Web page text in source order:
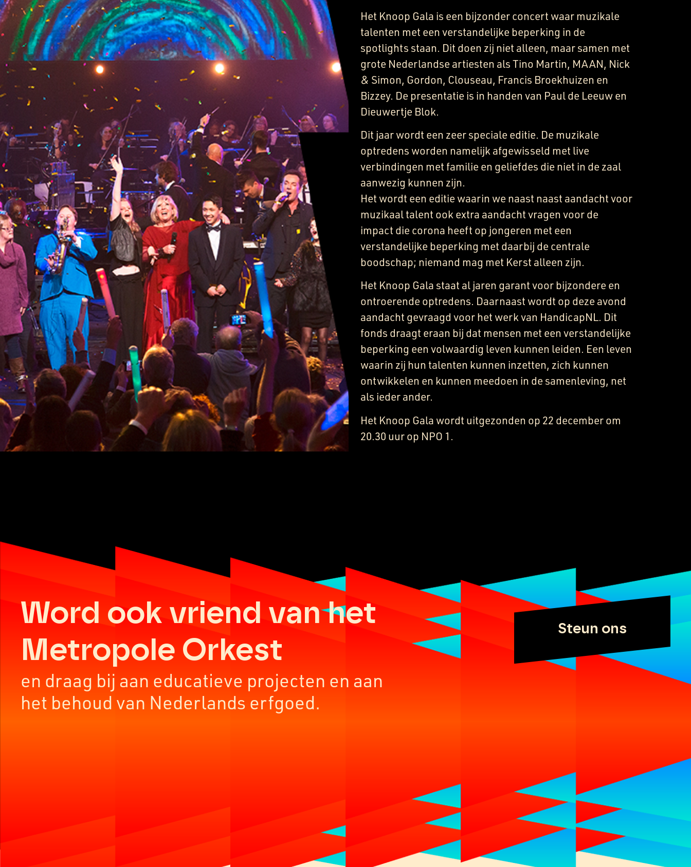
Het Knoop Gala is een bijzonder concert waar muzikale
talenten met een verstandelijke beperking in de
spotlights staan. Dit doen zij niet alleen, maar samen met
grote Nederlandse artiesten als Tino Martin, MAAN, Nick
& Simon, Gordon, Clouseau, Francis Broekhuizen en
Bizzey. De presentatie is in handen van Paul de Leeuw en
Dieuwertje Blok.
Dit jaar wordt een zeer speciale editie. De muzikale
optredens worden namelijk afgewisseld met live
verbindingen met familie en geliefdes die niet in de zaal
aanwezig kunnen zijn.
Het wordt een editie waarin we naast naast aandacht voor
muzikaal talent ook extra aandacht vragen voor de
impact die corona heeft op jongeren met een
verstandelijke beperking met daarbij de centrale
boodschap; niemand mag met Kerst alleen zijn.
Het Knoop Gala staat al jaren garant voor bijzondere en
ontroerende optredens. Daarnaast wordt op deze avond
aandacht gevraagd voor het werk van HandicapNL. Dit
fonds draagt eraan bij dat mensen met een verstandelijke
beperking een volwaardig leven kunnen leiden. Een leven
waarin zij hun talenten kunnen inzetten, zich kunnen
ontwikkelen en kunnen meedoen in de samenleving, net
als ieder ander.
Het Knoop Gala wordt uitgezonden op 22 december om
20.30 uur op NPO 1.
Word ook vriend van het
Metropole Orkest
en draag bij aan educatieve projecten en aan
het behoud van Nederlands erfgoed.
Steun ons